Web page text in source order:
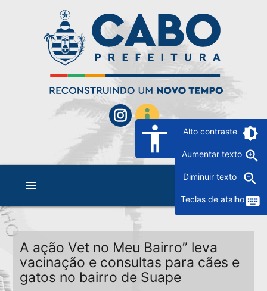
accessibility Alto contraste brightness_6
Aumentar texto zoom_in
Diminuir texto zoom_out
Teclas de atalhokeyboard
menu
A ação Vet no Meu Bairro” leva
vacinação e consultas para cães e
gatos no bairro de Suape